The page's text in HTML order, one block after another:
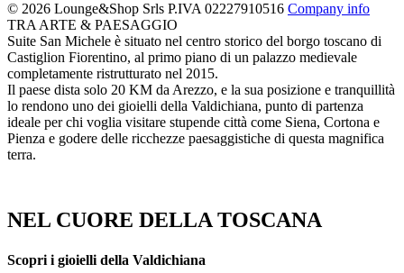
© 2026 Lounge&Shop Srls P.IVA 02227910516 Company info
TRA ARTE & PAESAGGIO
Suite San Michele è situato nel centro storico del borgo toscano di
Castiglion Fiorentino, al primo piano di un palazzo medievale
completamente ristrutturato nel 2015.
Il paese dista solo 20 KM da Arezzo, e la sua posizione e tranquillità
lo rendono uno dei gioielli della Valdichiana, punto di partenza
ideale per chi voglia visitare stupende città come Siena, Cortona e
Pienza e godere delle ricchezze paesaggistiche di questa magnifica
terra.
NEL CUORE DELLA TOSCANA
Scopri i gioielli della Valdichiana